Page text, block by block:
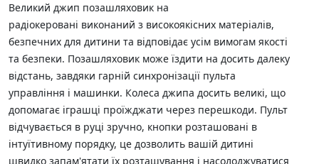
Великий джип позашляховик на
радіокеровані виконаний з високоякісних матеріалів,
безпечних для дитини та відповідає усім вимогам якості
та безпеки. Позашляховик може їздити на досить далеку
відстань, завдяки гарній синхронізації пульта
управління і машинки. Колеса джипа досить великі, що
допомагає іграшці проїжджати через перешкоди. Пульт
відчувається в руці зручно, кнопки розташовані в
інтуїтивному порядку, це дозволить вашій дитині
швидко запам'ятати їх розташування і насолоджуватися